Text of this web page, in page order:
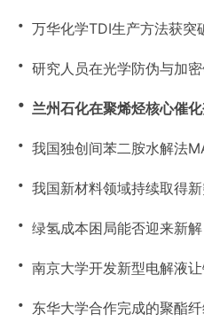
・ 万华化学TDI生产方法获突
・ 研究人员在光学防伪与加
・ 兰州石化在聚烯烃核心催
・ 我国独创间苯二胺水解法
・ 我国新材料领域持续取得
・ 绿氢成本困局能否迎来新解
・ 南京大学开发新型电解液
・ 东华大学合作完成的聚酯